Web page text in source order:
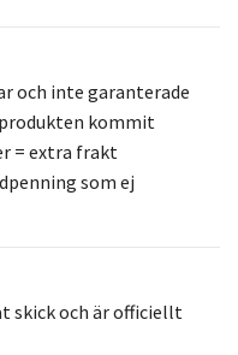
och inte garanterade
kommit
= extra frakt
som ej
skick och är officiellt